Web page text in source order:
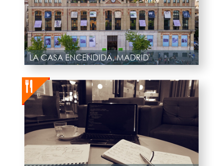
LA CASA ENCENDIDA, MADRID